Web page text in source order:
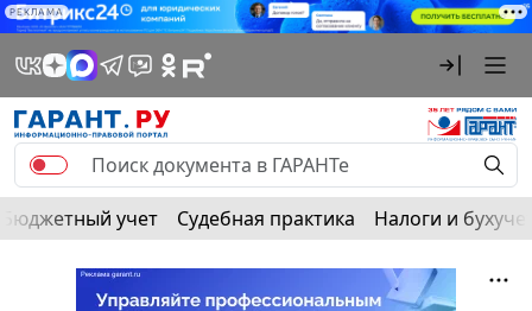
РЕКЛАМА
Бюджетный учет Судебная практика Налоги и